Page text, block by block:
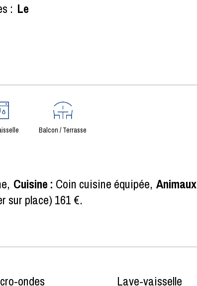
: Le
Balcon / Terrasse
Cuisine : Coin cuisine équipée Animaux
sur place) 161 €
ondes
Lave-vaisselle